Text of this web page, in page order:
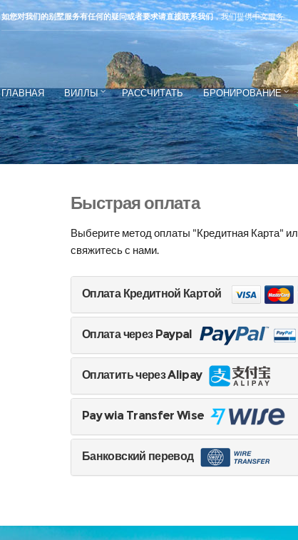
如您对我们的别墅服务有任何的疑问或者要求请直接联系我们，我们提供中文服务
ГЛАВНАЯ ВИЛЛЫ РАССЧИТАТЬ БРОНИРОВАНИЕ
Быстрая оплата
Выберите метод оплаты "Кредитная Карта"
свяжитесь с нами.
Оплата Кредитной Картой
Оплата через Paypal
Оплатить через Alipay
Pay wia Transfer Wise
Банковский перевод